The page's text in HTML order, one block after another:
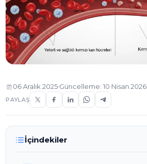
06 Aralık 2025 Güncelleme: 10 Nisan 2026
PAYLAŞ
İçindekiler